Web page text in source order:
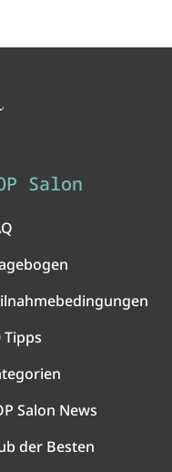
Salon
Tipps
Salon News
der Besten